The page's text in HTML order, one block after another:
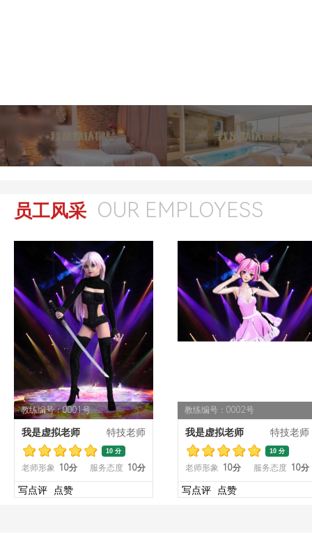
员工风采 OUR EMPLOYESS
教练编号：0001号
我是虚拟老师 特技老师
10 分
老师形象 10分 服务态度 10分
写点评 点赞
教练编号：0002号
我是虚拟老师 特技老师
10 分
老师形象 10分 服务态度 10分
写点评 点赞